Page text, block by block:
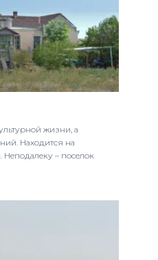
жизни, а
Находится на
Неподалеку – поселок